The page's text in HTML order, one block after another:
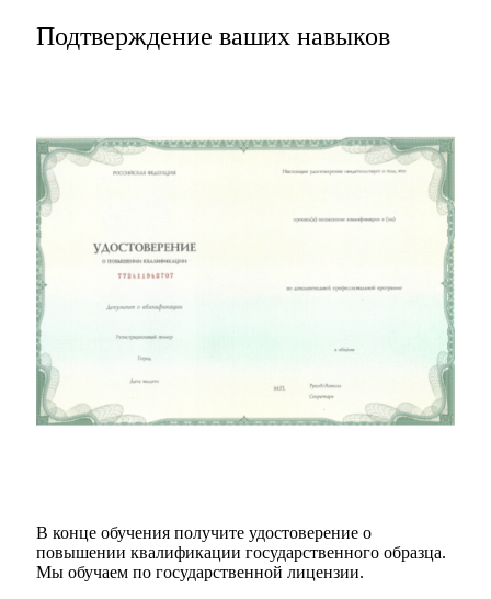
Подтверждение ваших навыков
В конце обучения получите удостоверение о
повышении квалификации государственного образца.
Мы обучаем по государственной лицензии.